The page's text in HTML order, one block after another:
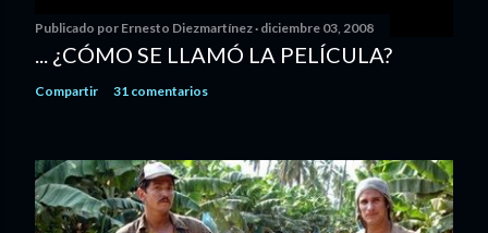
Publicado por Ernesto Diezmartínez diciembre 03, 2008
... ¿CÓMO SE LLAMÓ LA PELÍCULA?
Compartir 31 comentarios